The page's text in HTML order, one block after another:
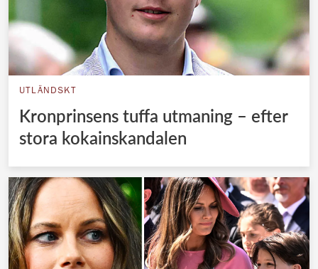
UTLÄNDSKT
Kronprinsens tuffa utmaning – efter
stora kokainskandalen